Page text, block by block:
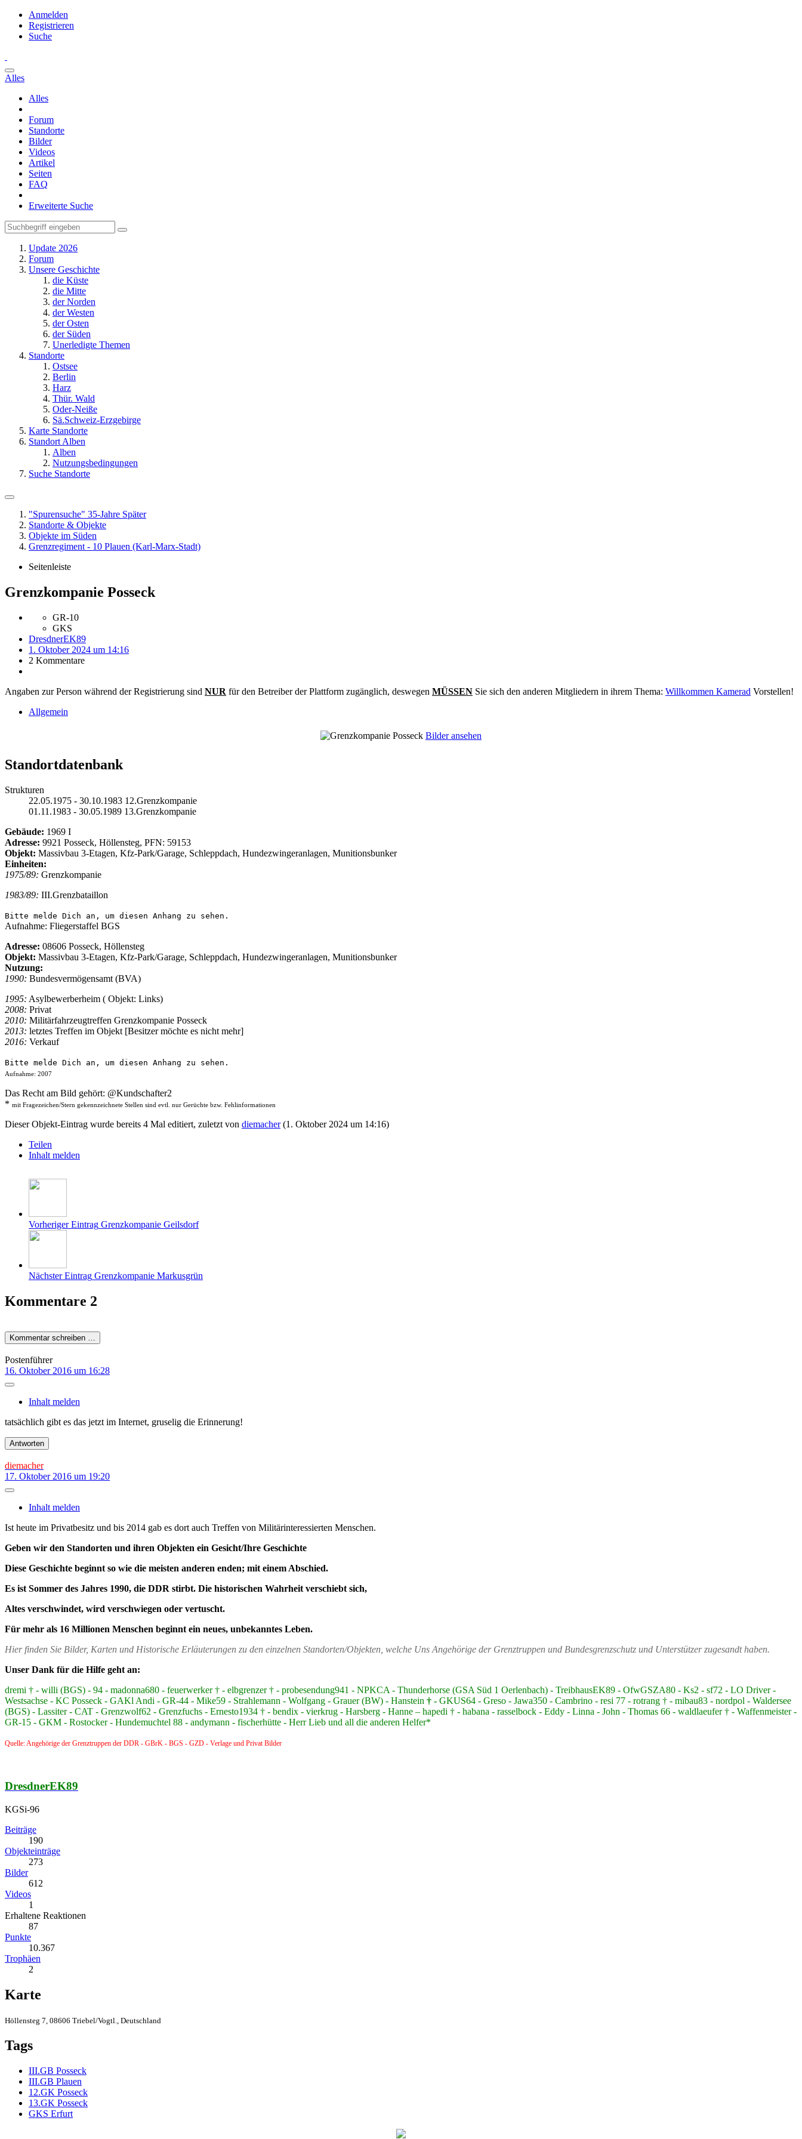
Anmelden
Registrieren
Suche
Alles
Alles
Forum
Standorte
Bilder
Videos
Artikel
Seiten
FAQ
Erweiterte Suche
Update 2026
Forum
Unsere Geschichte
die Küste
die Mitte
der Norden
der Westen
der Osten
der Süden
Unerledigte Themen
Standorte
Ostsee
Berlin
Harz
Thür. Wald
Oder-Neiße
Sä.Schweiz-Erzgebirge
Karte Standorte
Standort Alben
Alben
Nutzungsbedingungen
Suche Standorte
"Spurensuche" 35-Jahre Später
Standorte & Objekte
Objekte im Süden
Grenzregiment - 10 Plauen (Karl-Marx-Stadt)
Seitenleiste
Grenzkompanie Posseck
GR-10
GKS
DresdnerEK89
1. Oktober 2024 um 14:16
2 Kommentare
Angaben zur Person während der Registrierung sind NUR für den Betreiber der Plattform zugänglich, deswegen MÜSSEN Sie sich den anderen Mitgliedern in ihrem Thema: Willkommen Kamerad Vorstellen!
Allgemein
Bilder ansehen
Standortdatenbank
Strukturen
22.05.1975 - 30.10.1983 12.Grenzkompanie
01.11.1983 - 30.05.1989 13.Grenzkompanie
Gebäude: 1969 I
Adresse: 9921 Posseck, Höllensteg, PFN: 59153
Objekt: Massivbau 3-Etagen, Kfz-Park/Garage, Schleppdach, Hundezwingeranlagen, Munitionsbunker
Einheiten:
1975/89: Grenzkompanie
1983/89: III.Grenzbataillon
Bitte melde Dich an, um diesen Anhang zu sehen.
Aufnahme: Fliegerstaffel BGS
Adresse: 08606 Posseck, Höllensteg
Objekt: Massivbau 3-Etagen, Kfz-Park/Garage, Schleppdach, Hundezwingeranlagen, Munitionsbunker
Nutzung:
1990: Bundesvermögensamt (BVA)
1995: Asylbewerberheim ( Objekt: Links)
2008: Privat
2010: Militärfahrzeugtreffen Grenzkompanie Posseck
2013: letztes Treffen im Objekt [Besitzer möchte es nicht mehr]
2016: Verkauf
Bitte melde Dich an, um diesen Anhang zu sehen.
Aufnahme: 2007
Das Recht am Bild gehört: @Kundschafter2
* mit Fragezeichen/Stern gekennzeichnete Stellen sind evtl. nur Gerüchte bzw. Fehlinformationen
Dieser Objekt-Eintrag wurde bereits 4 Mal editiert, zuletzt von diemacher(1. Oktober 2024 um 14:16)
Teilen
Inhalt melden
Vorheriger Eintrag Grenzkompanie Geilsdorf
Nächster Eintrag Grenzkompanie Markusgrün
Kommentare 2
Kommentar schreiben …
Postenführer
16. Oktober 2016 um 16:28
Inhalt melden
tatsächlich gibt es das jetzt im Internet, gruselig die Erinnerung!
Antworten
diemacher
17. Oktober 2016 um 19:20
Inhalt melden
Ist heute im Privatbesitz und bis 2014 gab es dort auch Treffen von Militärinteressierten Menschen.
Geben wir den Standorten und ihren Objekten ein Gesicht/Ihre Geschichte
Diese Geschichte beginnt so wie die meisten anderen enden; mit einem Abschied.
Es ist Sommer des Jahres 1990, die DDR stirbt. Die historischen Wahrheit verschiebt sich,
Altes verschwindet, wird verschwiegen oder vertuscht.
Für mehr als 16 Millionen Menschen beginnt ein neues, unbekanntes Leben.
Hier finden Sie Bilder, Karten und Historische Erläuterungen zu den einzelnen Standorten/Objekten, welche Uns Angehörige der Grenztruppen und Bundesgrenzschutz und Unterstützer zugesandt haben.
Unser Dank für die Hilfe geht an:
dremi † - willi (BGS) - 94 - madonna680 - feuerwerker † - elbgrenzer † - probesendung941 - NPKCA - Thunderhorse (GSA Süd 1 Oerlenbach) - TreibhausEK89 - OfwGSZA80 - Ks2 - sf72 - LO Driver -
Westsachse - KC Posseck - GAKl Andi - GR-44 - Mike59 - Strahlemann - Wolfgang - Grauer (BW) - Hanstein † - GKUS64 - Greso - Jawa350 - Cambrino - resi 77 - rotrang † - mibau83 - nordpol - Waldersee
(BGS) - Lassiter - CAT - Grenzwolf62 - Grenzfuchs - Ernesto1934 † - bendix - vierkrug - Harsberg - Hanne – hapedi † - habana - rasselbock - Eddy - Linna - John - Thomas 66 - waldlaeufer † - Waffenmeister -
GR-15 - GKM - Rostocker - Hundemuchtel 88 - andymann - fischerhütte - Herr Lieb und all die anderen Helfer*
Quelle: Angehörige der Grenztruppen der DDR - GBrK - BGS - GZD - Verlage und Privat Bilder
DresdnerEK89
KGSi-96
Beiträge
190
Objekteinträge
273
Bilder
612
Videos
1
Erhaltene Reaktionen
87
Punkte
10.367
Trophäen
2
Karte
Höllensteg 7, 08606 Triebel/Vogtl., Deutschland
Tags
III.GB Posseck
III.GB Plauen
12.GK Posseck
13.GK Posseck
GKS Erfurt